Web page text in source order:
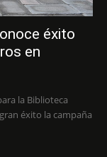
éxito
en
la Biblioteca